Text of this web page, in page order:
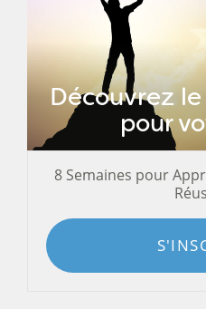
Découvrez
pour
8 Semaines pour